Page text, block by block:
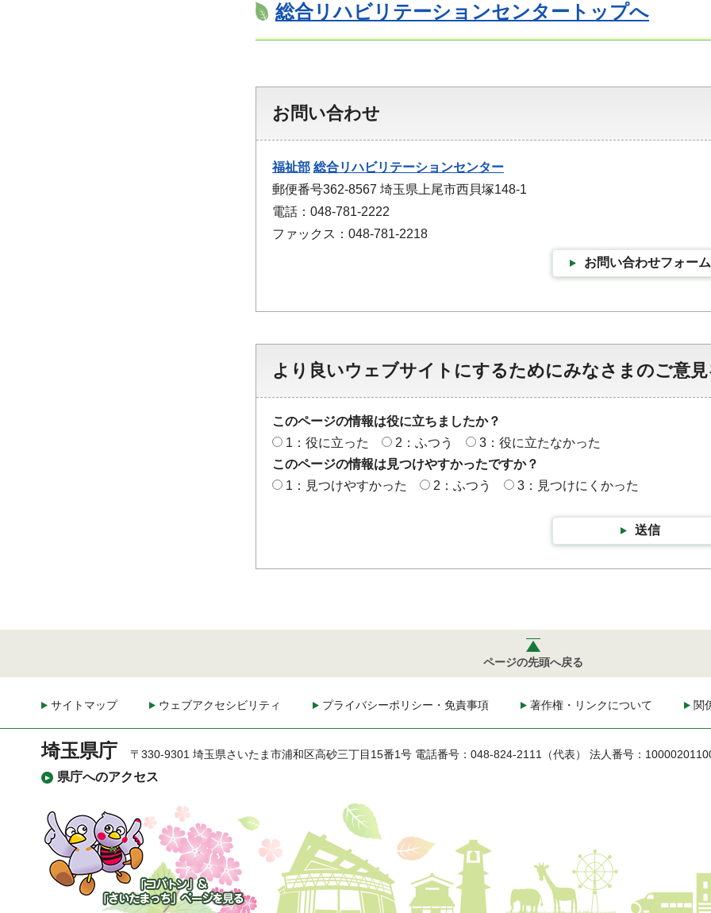
総合リハビリテーションセンタートップへ
お問い合わせ
福祉部 総合リハビリテーションセンター
郵便番号362-8567 埼玉県上尾市西貝塚148-1
電話：048-781-2222
ファックス：048-781-2218
お問い合わせフォーム
より良いウェブサイトにするためにみなさまのご意
このページの情報は役に立ちましたか？
1：役に立った
2：ふつう
3：役に立たなかった
このページの情報は見つけやすかったですか？
1：見つけやすかった
2：ふつう 3：見つけにくかった
送信
ページの先頭へ戻る
サイトマップ ウェブアクセシビリティ プライバシーポリシー・免責事項 著作権・リンクについて 関
埼玉県庁
県庁へのアクセス
〒330-9301 埼玉県さいたま市浦和区高砂三丁目15番1号 電話番号：048-824-2111（代表） 法人番号：
「コバトン」&「さいた
まっち」